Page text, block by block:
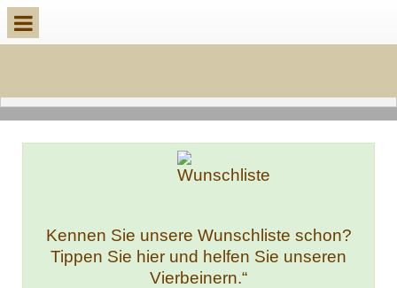
Kennen Sie unsere Wunschliste schon?
Tippen Sie hier und helfen Sie unseren
Vierbeinern.“